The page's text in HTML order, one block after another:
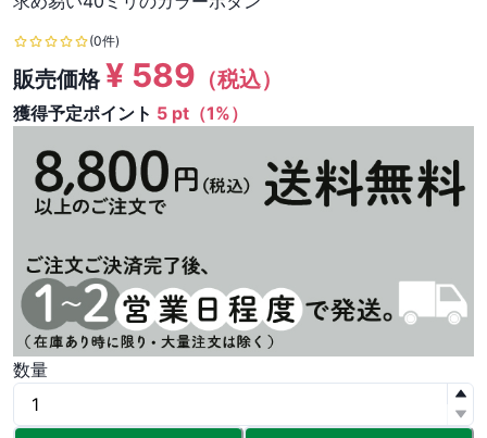
(0件)
販売価格¥ 589 （税込）
獲得予定ポイント 5 pt（1%）
数量